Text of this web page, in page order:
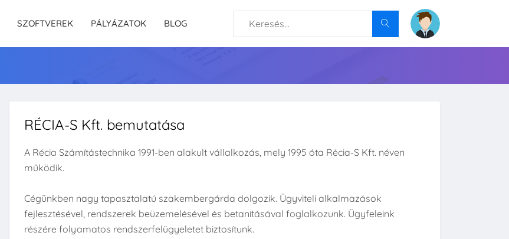
SZOFTVEREK PÁLYÁZATOK BLOG
RÉCIA-S Kft. bemutatása
A Récia Számítástechnika 1991-ben alakult vállalkozás, mely 1995 óta Récia-S Kft. néven
működik.
Cégünkben nagy tapasztalatú szakembergárda dolgozik. Ügyviteli alkalmazások
fejlesztésével, rendszerek beüzemelésével és betanításával foglalkozunk. Ügyfeleink
részére folyamatos rendszerfelügyeletet biztosítunk.